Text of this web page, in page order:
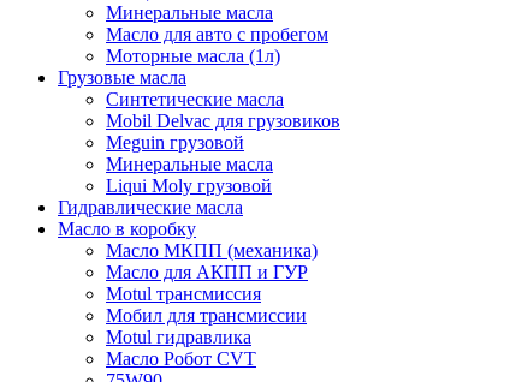
Минеральные масла
Масло для авто с пробегом
Моторные масла (1л)
Грузовые масла
Синтетические масла
Mobil Delvac для грузовиков
Meguin грузовой
Минеральные масла
Liqui Moly грузовой
Гидравлические масла
Масло в коробку
Масло МКПП (механика)
Масло для АКПП и ГУР
Motul трансмиссия
Мобил для трансмиссии
Motul гидравлика
Масло Робот CVT